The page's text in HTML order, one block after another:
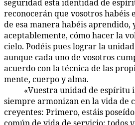
seguridad esta identidad de
reconocerán que vosotros habéis
de esa manera habéis aprendido,
aceptablemente, cómo hacer la
cielo. Podéis pues lograr la
aunque cada uno de vosotros
acuerdo con la técnica de las
mente, cuerpo y alma.
«Vuestra unidad de espíritu
siempre armonizan en la vida de
creyentes: Primero, estáis